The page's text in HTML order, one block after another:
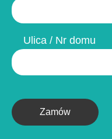
Ulica / Nr domu
Zamów